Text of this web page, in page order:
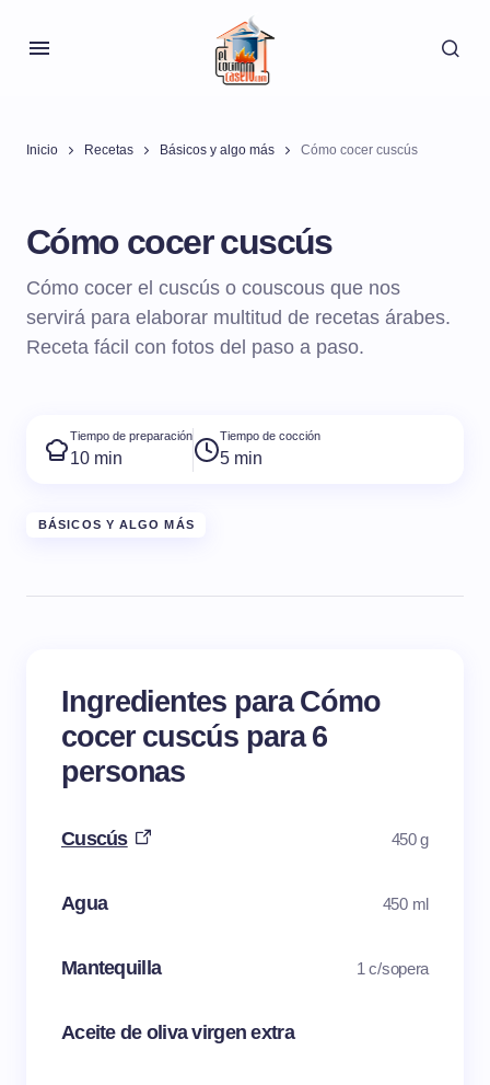
Inicio Recetas Básicos y algo más Cómo cocer cuscús
Cómo cocer cuscús
Cómo cocer el cuscús o couscous que nos
servirá para elaborar multitud de recetas árabes.
Receta fácil con fotos del paso a paso.
Tiempo de preparación
10 min
Tiempo de cocción
5 min
BÁSICOS Y ALGO MÁS
Ingredientes para Cómo
cocer cuscús para 6
personas
Cuscús 450 g
Agua 450 ml
Mantequilla 1 c/sopera
Aceite de oliva virgen extra